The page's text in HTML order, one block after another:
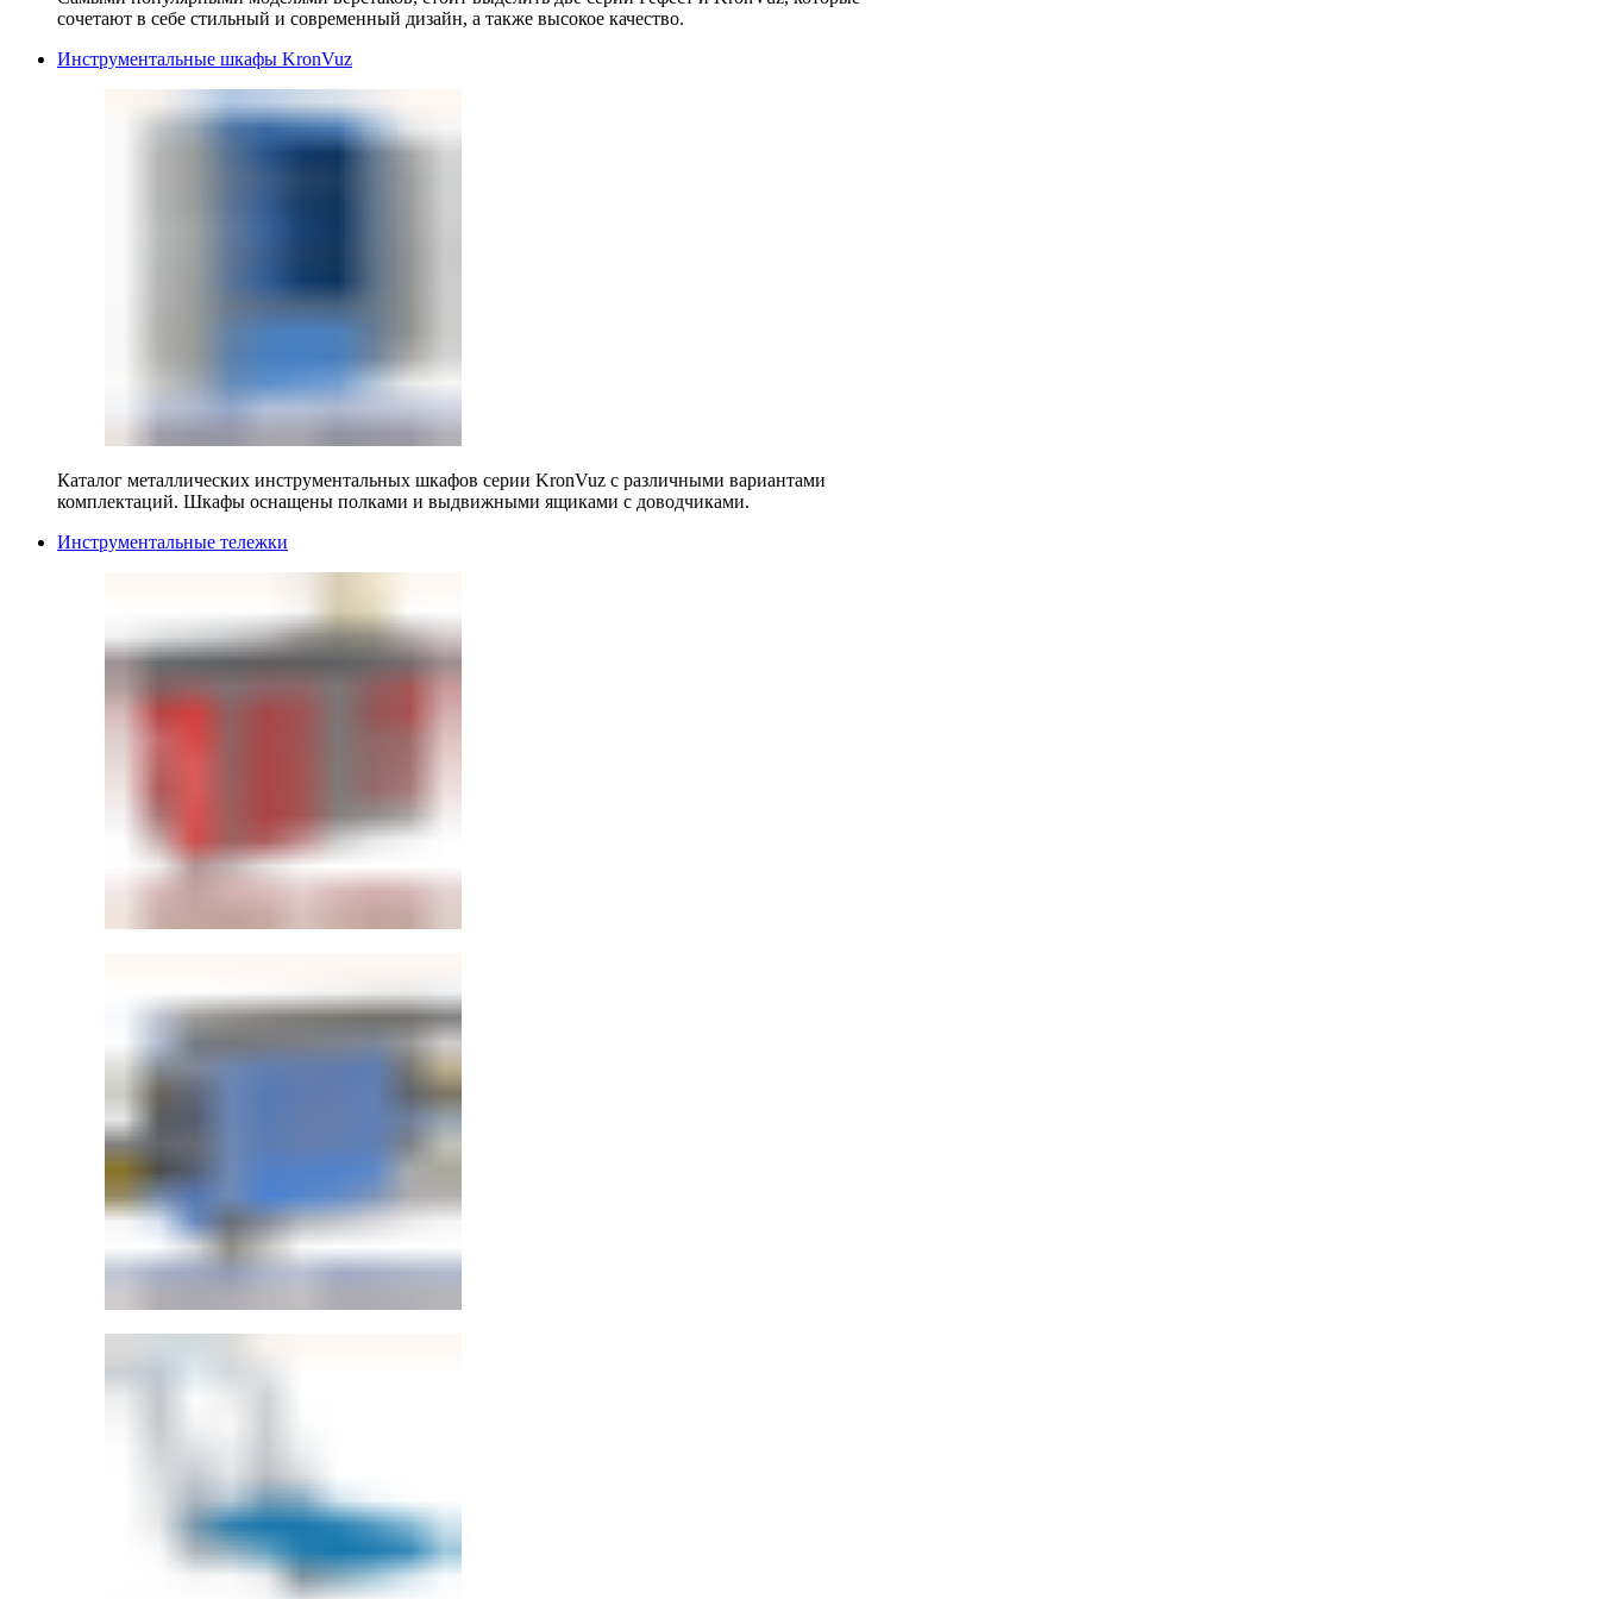
сочетают в себе стильный и современный дизайн, а также высокое качество.
Инструментальные шкафы KronVuz
Каталог металлических инструментальных шкафов серии KronVuz с различными вариантами
комплектаций. Шкафы оснащены полками и выдвижными ящиками с доводчиками.
Инструментальные тележки